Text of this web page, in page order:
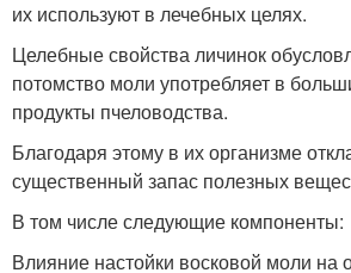
их используют в лечебных целях.
Целебные свойства личинок
потомство моли употребляет в
продукты пчеловодства.
Благодаря этому в их организме
существенный запас полезных
В том числе следующие компоненты:
Влияние настойки восковой моли на